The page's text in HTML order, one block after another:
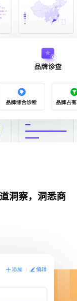
洞察，洞悉商